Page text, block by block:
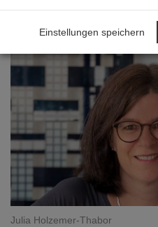
Baukultur und
Julia Holzemer-Thabor
Einstellungen speichern